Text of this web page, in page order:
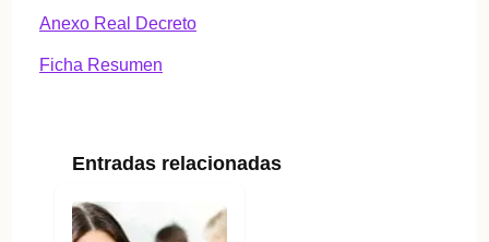
Anexo Real Decreto
Ficha Resumen
Entradas relacionadas